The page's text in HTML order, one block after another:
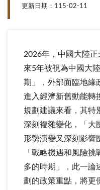
更新日期：115-02-11
2026年，中國大陸
來5年被視為中國大
期」，外部面臨地緣
進入經濟新舊動能轉
規劃建議來看，其特
深刻複雜變化，「大
形勢演變又深刻影響
「戰略機遇和風險
多的時期」，此一論
劃的政策重點，將更